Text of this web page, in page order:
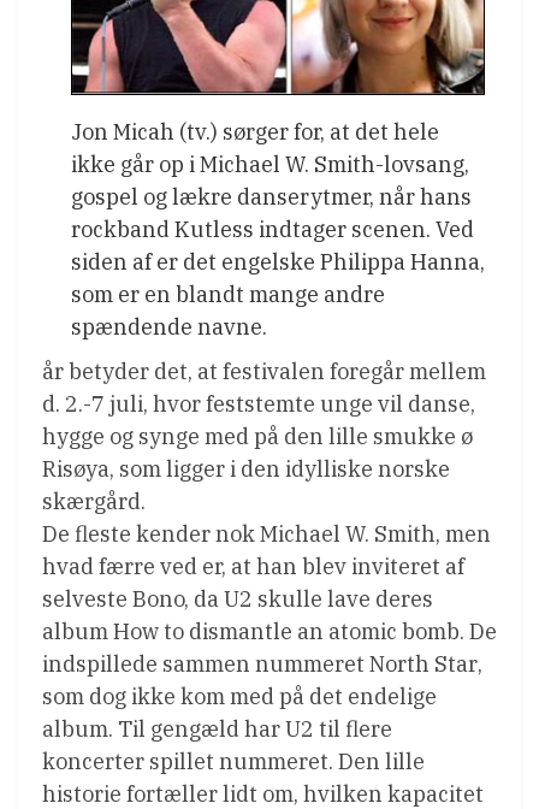
Jon Micah (tv.) sørger for, at det hele
ikke går op i Michael W. Smith-lovsang,
gospel og lækre danserytmer, når hans
rockband Kutless indtager scenen. Ved
siden af er det engelske Philippa Hanna,
som er en blandt mange andre
spændende navne.
år betyder det, at festivalen foregår mellem
d. 2.-7 juli, hvor feststemte unge vil danse,
hygge og synge med på den lille smukke ø
Risøya, som ligger i den idylliske norske
skærgård.
De fleste kender nok Michael W. Smith, men
hvad færre ved er, at han blev inviteret af
selveste Bono, da U2 skulle lave deres
album How to dismantle an atomic bomb. De
indspillede sammen nummeret North Star,
som dog ikke kom med på det endelige
album. Til gengæld har U2 til flere
koncerter spillet nummeret. Den lille
historie fortæller lidt om, hvilken kapacitet